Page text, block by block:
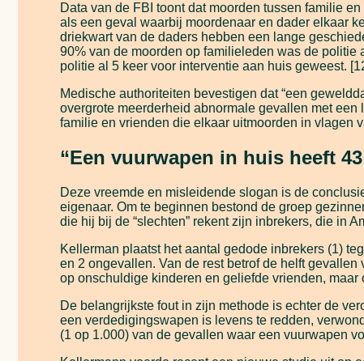
Data van de FBI toont dat moorden tussen familie
als een geval waarbij moordenaar en dader elkaar
driekwart van de daders hebben een lange
90% van de moorden op familieleden was de
politie al 5 keer voor interventie aan huis geweest.
Medische authoriteiten bevestigen dat “een
overgrote meerderheid abnormale gevallen met
familie en vrienden die elkaar uitmoorden in vlagen
“Een vuurwapen in huis heeft
Deze vreemde en misleidende slogan is de
eigenaar. Om te beginnen bestond de groep
die hij bij de “slechten” rekent zijn inbrekers, die in
Kellerman plaatst het aantal gedode inbrekers (1)
en 2 ongevallen. Van de rest betrof de helft
op onschuldige kinderen en geliefde vrienden,
De belangrijkste fout in zijn methode is echter de
een verdedigingswapen is levens te redden,
(1 op 1.000) van de gevallen waar een vuurwapen